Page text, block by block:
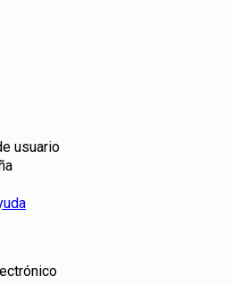
usuario